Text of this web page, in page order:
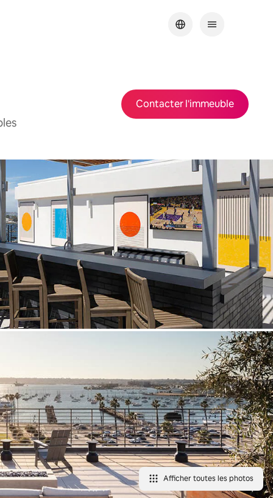
Contacter l'immeuble
Afficher toutes les photos